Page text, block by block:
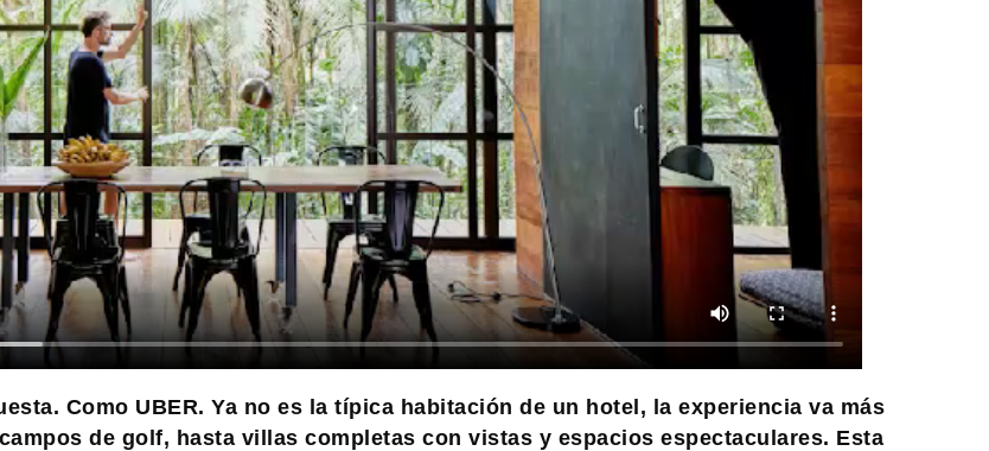
Como UBER. Ya no es la típica habitación de un hotel, la experiencia va más
de golf, hasta villas completas con vistas y espacios espectaculares. Esta